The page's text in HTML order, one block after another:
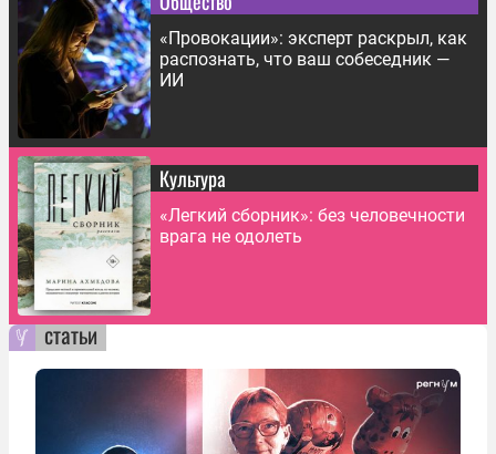
«Провокации»: эксперт раскрыл, как
распознать, что ваш собеседник —
ИИ
Культура
«Легкий сборник»: без человечности
врага не одолеть
статьи